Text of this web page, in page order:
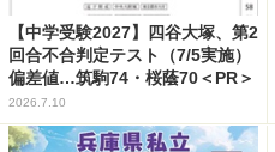
【中学受験2027】四谷大塚、第2
回合不合判定テスト（7/5実施）
偏差値…筑駒74・桜蔭70＜PR＞
2026.7.10